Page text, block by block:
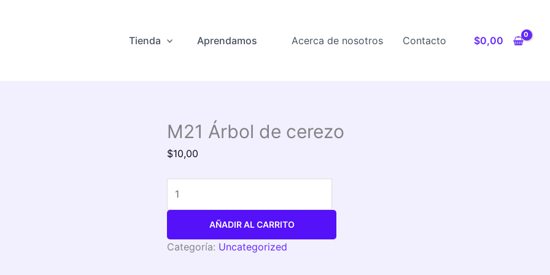
Tienda Aprendamos Acerca de nosotros Contacto $0,00
M21 Árbol de cerezo
$10,00
de
AÑADIR AL CARRITO
Categoría: Uncategorized